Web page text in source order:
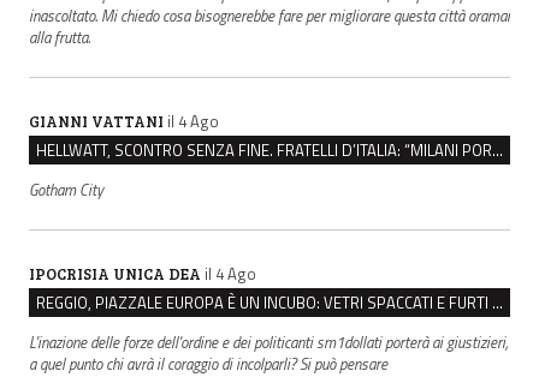
inascoltato. Mi chiedo cosa bisognerebbe fare per migliorare questa città oramai
alla frutta.
GIANNI VATTANI il 4 Ago
HELLWATT, SCONTRO SENZA FINE. FRATELLI D’ITALIA: “MILANI PORTA DOCUMENTI, DE FRANCO INSULTI”
Gotham City
IPOCRISIA UNICA DEA il 4 Ago
REGGIO, PIAZZALE EUROPA È UN INCUBO: VETRI SPACCATI E FURTI SULLE AUTO IN SOSTA
L'inazione delle forze dell'ordine e dei politicanti sm1dollati porterà ai giustizieri,
a quel punto chi avrà il coraggio di incolparli? Si può pensare